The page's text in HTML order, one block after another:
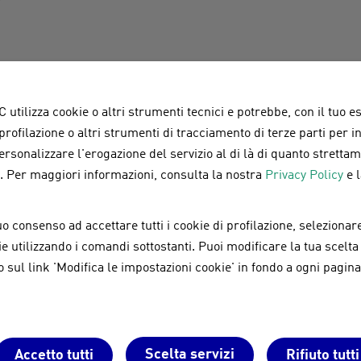
utilizza cookie o altri strumenti tecnici e potrebbe, con il tuo
o altri strumenti di tracciamento di terze parti per
l'erogazione del servizio al di là di quanto
Per maggiori informazioni, consulta la nostra Privacy Policy e
consenso ad accettare tutti i cookie di profilazione,
utilizzando i comandi sottostanti. Puoi modificare la tua
sul link 'Modifica le impostazioni cookie' in fondo a ogni
Scelta servizi Rifiuto tutti
Accetto tutti
del credito per tali interventi, tra cui rientra anche
è stata introdotta dal Decreto Crescita di
tutti gli effetti i partner dell’azienda possono
notevole vantaggio sia per gli installatori che per i
credito d’imposta– racconta Vito Zongoli, Managing
presso i nostri clienti installatori che, essendo
in grado di farsi carico di un tale onere.
possa essere trasferito alla nostra azienda. Con
tutta l’attenzione rivolta verso i propri clienti.